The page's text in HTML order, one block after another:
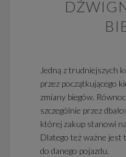
Jedną z trudniejszych
przez początkującego
zmiany biegów.
szczególnie przez
której zakup stanowi
Dlatego też ważne jest
do danego pojazdu.